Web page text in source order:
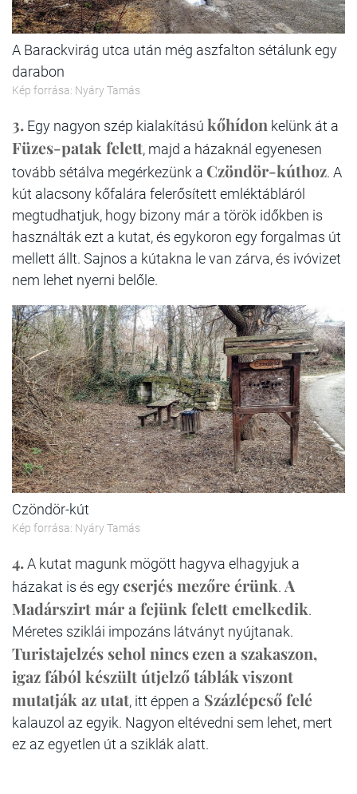
A Barackvirág utca után még aszfalton sétálunk egy
darabon
Kép forrása: Nyáry Tamás
3. Egy nagyon szép kialakítású kőhídon kelünk át a
Füzes-patak felett, majd a házaknál egyenesen
tovább sétálva megérkezünk a Czöndör-kúthoz. A
kút alacsony kőfalára felerősített emléktábláról
megtudhatjuk, hogy bizony már a török időkben is
használták ezt a kutat, és egykoron egy forgalmas út
mellett állt. Sajnos a kútakna le van zárva, és ivóvizet
nem lehet nyerni belőle.
Czöndör-kút
Kép forrása: Nyáry Tamás
4.A kutat magunk mögött hagyva elhagyjuk a
házakat is és egycserjés mezőre érünk. A
Madárszirt már a fejünk felett emelkedik.
Méretes sziklái impozáns látványt nyújtanak.
Turistajelzés sehol nincsezen a szakaszon,
igaz fából készült útjelző táblák viszont
mutatják az utat, itt éppen a Százlépcső felé
kalauzol az egyik. Nagyon eltévedni sem lehet, mert
ez az egyetlen út a sziklák alatt.